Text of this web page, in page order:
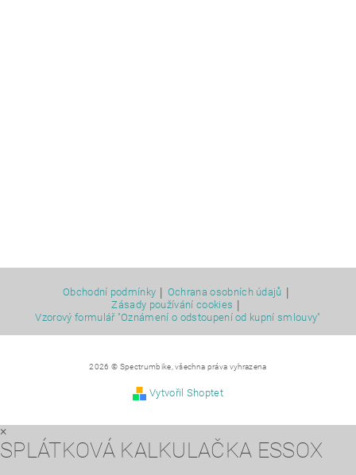
Obchodní podmínky Ochrana osobních údajů
Zásady používání cookies
Vzorový formulář "Oznámení o odstoupení od kupní smlouvy"
2026 © Spectrumbike, všechna práva vyhrazena
Vytvořil Shoptet
×
SPLÁTKOVÁ KALKULAČKA ESSOX